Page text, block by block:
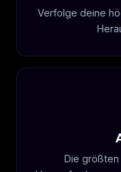
Verfolge deine
Die